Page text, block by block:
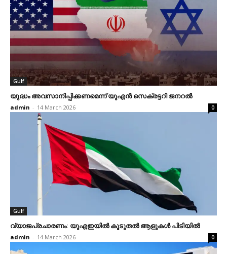
Gulf
യുദ്ധം അവസാനിപ്പിക്കണമെന്ന് യുഎന്‍ സെക്രട്ടറി ജനറല്‍
admin - 14 March 2026 0
Gulf
വ്യാജപ്രചാരണം: യുഎഇയില്‍ കൂടുതല്‍ ആളുകള്‍ പിടിയില്‍
admin - 14 March 2026 0